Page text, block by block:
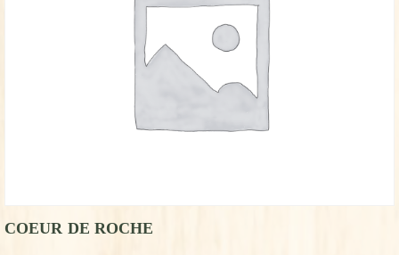
COEUR DE ROCHE